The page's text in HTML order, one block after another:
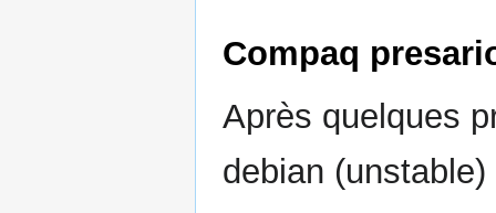
Compaq
Après quelques
debian (unstable)